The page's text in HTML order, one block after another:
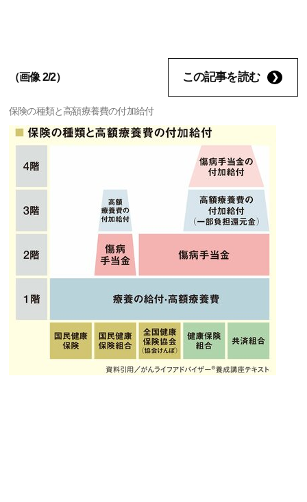
（画像 2/2） この記事を読む
保険の種類と高額療養費の付加給付